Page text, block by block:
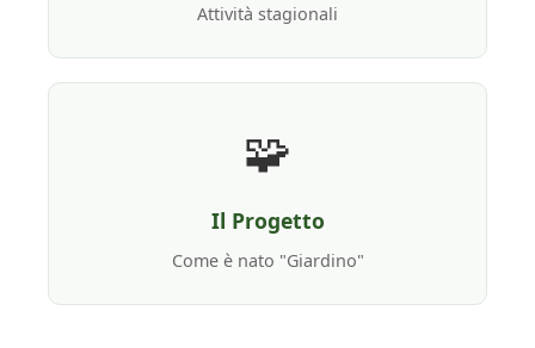
Attività stagionali
🧩
Il Progetto
Come è nato "Giardino"